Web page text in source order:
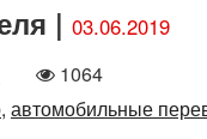
| 03.06.2019
Количество
просмотров
1064
автомобильные